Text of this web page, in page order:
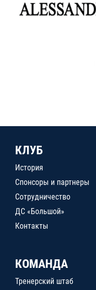
КЛУБ
История
Спонсоры и партнеры
Сотрудничество
ДС «Большой»
Контакты
КОМАНДА
Тренерский штаб